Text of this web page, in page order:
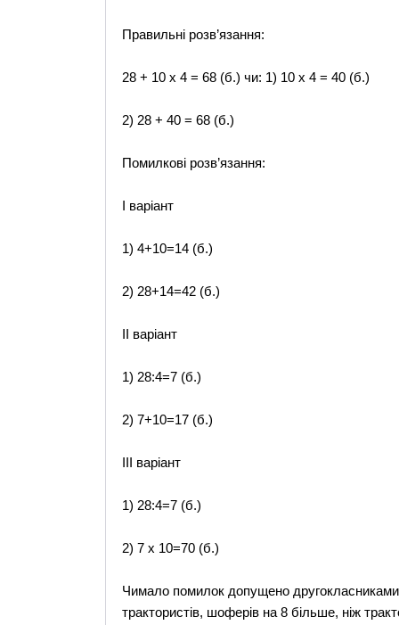
Правильні розв’язання:
28 + 10 х 4 = 68 (б.) чи: 1) 10 х 4 = 40 (б.)
2) 28 + 40 = 68 (б.)
Помилкові розв’язання:
I варіант
1) 4+10=14 (б.)
2) 28+14=42 (б.)
II варіант
1) 28:4=7 (б.)
2) 7+10=17 (б.)
III варіант
1) 28:4=7 (б.)
2) 7 х 10=70 (б.)
Чимало помилок допущено другокласниками
трактористів, шоферів на 8 більше, ніж